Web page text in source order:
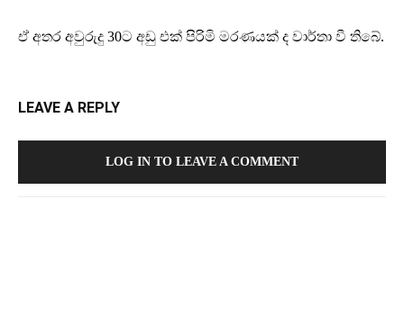
ඒ අතර අවුරුදු 30ට අඩු එක් පිරිමි මරණයක් ද වාර්තා වී තිබේ.
LEAVE A REPLY
LOG IN TO LEAVE A COMMENT